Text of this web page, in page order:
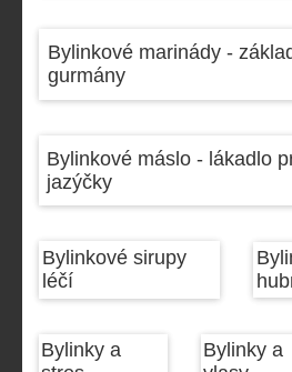
Bylinkové marinády -
gurmány
Bylinkové máslo - lákadlo
jazýčky
Bylinkové sirupy
léčí
Bylinky a
Bylinky a